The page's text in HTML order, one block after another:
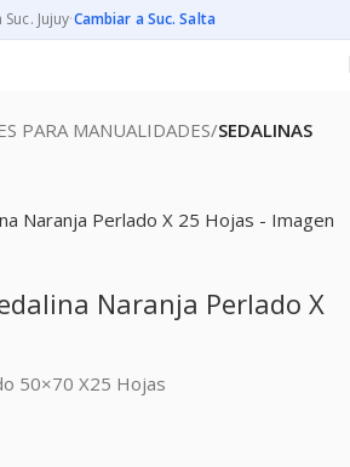
Suc. Jujuy·Cambiar a Suc. Salta
PARA MANUALIDADES SEDALINAS
Naranja Perlado X
50×70 X25 Hojas